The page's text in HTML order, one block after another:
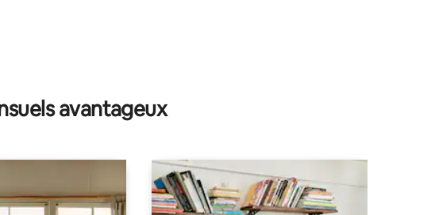
112 commentaires : 4,97 sur 5
avantageux